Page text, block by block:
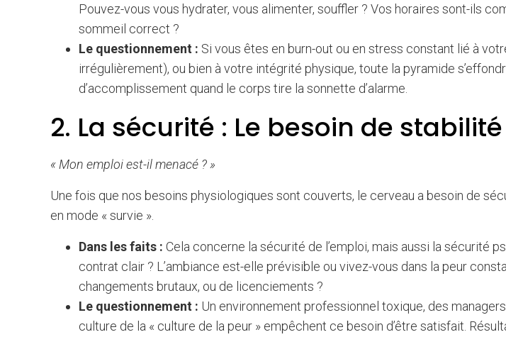
Pouvez-vous vous hydrater, vous alimenter, souffler ? Vos horaires sont-ils
sommeil correct ?
Le questionnement : Si vous êtes en burn-out ou en stress constant lié à
irrégulièrement), ou bien à votre intégrité physique, toute la pyramide
d’accomplissement quand le corps tire la sonnette d’alarme.
2. La sécurité : Le besoin de stabilité
« Mon emploi est-il menacé ? »
Une fois que nos besoins physiologiques sont couverts, le cerveau a besoin de
en mode « survie ».
Dans les faits : Cela concerne la sécurité de l’emploi, mais aussi la sécurité
contrat clair ? L’ambiance est-elle prévisible ou vivez-vous dans la peur
changements brutaux, ou de licenciements ?
Le questionnement : Un environnement professionnel toxique, des
culture de la « culture de la peur » empêchent ce besoin d’être satisfait.